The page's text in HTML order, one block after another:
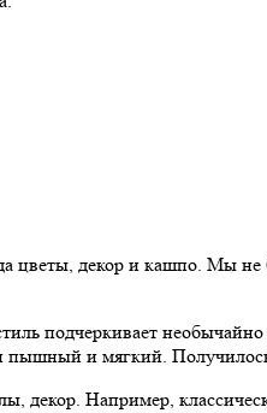
декор и кашпо. Мы не
подчеркивает
пышный и мягкий.
декор. Например,